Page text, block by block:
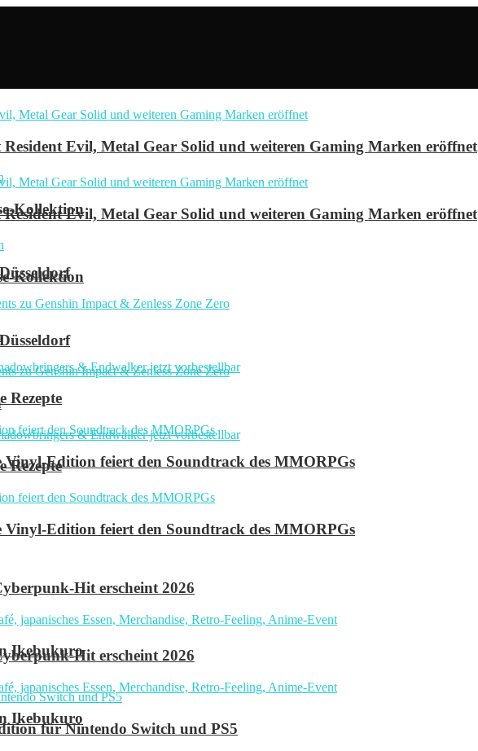
Evil, Metal Gear Solid und weiteren Gaming Marken eröffnet
Kollektion
Rezepte
Edition feiert den Soundtrack des MMORPGs
Hit erscheint 2026
Ikebukuro
für Nintendo Switch und PS5
Evil, Metal Gear Solid und weiteren Gaming Marken eröffnet
Kollektion
Rezepte
Edition feiert den Soundtrack des MMORPGs
Hit erscheint 2026
Ikebukuro